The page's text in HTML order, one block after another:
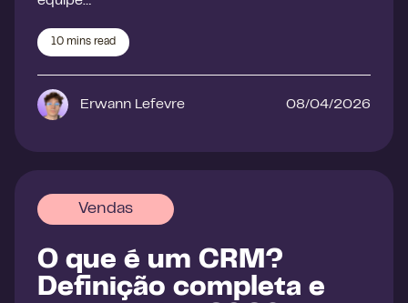
10 mins read
Erwann Lefevre 08/04/2026
Vendas
O que é um CRM?
Definição completa e